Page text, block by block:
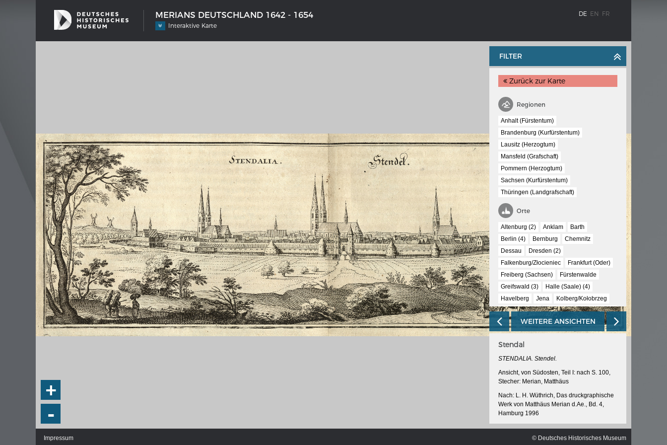
MERIANS DEUTSCHLAND 1642 - 1654
Interaktive Karte
DE EN FR
SCHIFFSTYPEN
Entwicklungen im europäischen
Schiffbau
MERIANS DEUTSCHLAND 1642 - 1654
Interaktive Karte
Bildergalerie Topographia Germaniae
Impressum
Wissenswert
DER RHEIN VON BASEL BIS KOBLENZ
Ganz neue Vorstellung des Rheinstroms
1794
Details der historischen Rheinkarte
Deutsch-französische Geschichte am
Rhein
Chronologie der deutsch-französischen
Geschichte
KAISER KARL V.
Karls V.
Politische Ziele der Fraktionen
+
-
FILTER
Zurück zur Karte
Regionen
Anhalt (Fürstentum)
Brandenburg (Kurfürstentum)
Lausitz (Herzogtum)
Mansfeld (Grafschaft)
Pommern (Herzogtum)
Sachsen (Kurfürstentum)
Thüringen (Landgrafschaft)
Orte
Altenburg (2) Anklam
Barth
Berlin (4)
Bernburg
Chemnitz
Dessau
Dresden (2)
Falkenburg/Złocieniec
Frankfurt (Oder)
Freiberg (Sachsen)
Fürstenwalde
Greifswald (3)
Halle (Saale) (4)
Havelberg
Jena
Kolberg/Kołobrzeg
Königstein (2)
Köpenick
Körlin/Karlino
Küstrin/Kostrzyn nad Odrą (3)
Landsberg (Warthe)/Gorzów Wielkopolski
Leipzig
Merseburg
Mühlhausen (Thüringen)
Naumburg (Saale)
Neuruppin
Plauen
Rathenow
Saalfeld (Saale)
Stendal
Stettin/Szczecin (3)
Stralsund
Tangermünde
Templin
Torgau (2)
Ueckermünde
Werben (Elbe)
Wettin
Wittenberg
Wittstock (Dosse)
Wolgast (2) Wurzen
WEITERE ANSICHTEN
Stendal
STENDALIA. Stendel.
Ansicht, von Südosten, Teil I: nach S. 100,
Stecher: Merian, Matthäus
Nach: L. H. Wüthrich, Das druckgraphische
Werk von Matthäus Merian d.Ae., Bd. 4,
Hamburg 1996
Martin Zeiller/Matthäus Merian d.Ae.,
Topographie von Brandenburg, Pommern,
Impressum © Deutsches Historisches Museum